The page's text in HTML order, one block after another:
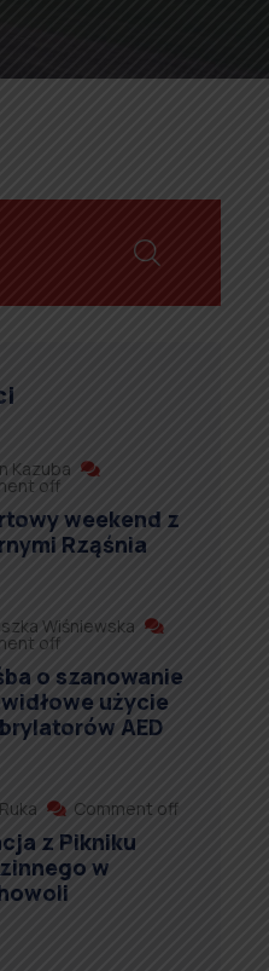
Kazuba
off
weekend z
Rząśnia
Wiśniewska
off
o szanowanie
użycie
AED
Comment off
z Pikniku
w